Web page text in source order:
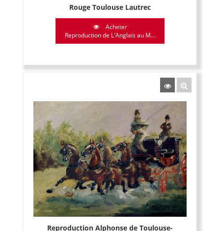
Rouge Toulouse Lautrec
Acheter
Reproduction de L'Anglais au M...
Reproduction Alphonse de Toulouse-